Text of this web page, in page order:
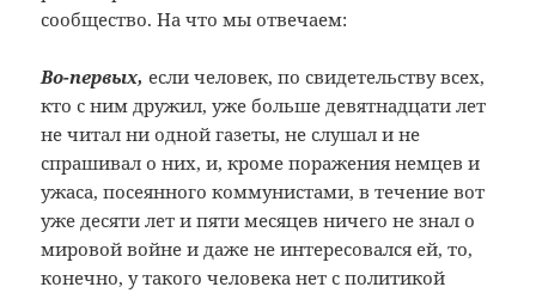
cообщество. На что мы отвечаем:
Во-первых, если человек, по свидетельству всех,
кто с ним дружил, уже больше девятнадцати лет
не читал ни одной газеты, не слушал и не
спрашивал о них, и, кроме поражения немцев и
ужаса, посеянного коммунистами, в течение вот
уже десяти лет и пяти месяцев ничего не знал о
мировой войне и даже не интересовался ей, то,
конечно, у такого человека нет с политикой